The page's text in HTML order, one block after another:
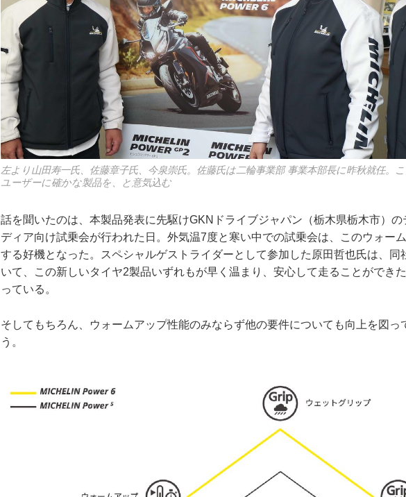
左より山田寿一氏、佐藤章子氏、今泉崇氏。佐藤氏は二輪事業部 事業本部長に昨秋就任。
ユーザーに確かな製品を、と意気込む
話を聞いたのは、本製品発表に先駆けGKNドライブジャパン（栃木県栃木市）
ディア向け試乗会が行われた日。外気温7度と寒い中での試乗会は、このウォー
する好機となった。スペシャルゲストライダーとして参加した原田哲也氏は、同
いて、この新しいタイヤ2製品いずれもが早く温まり、安心して走ることができ
っている。
そしてもちろん、ウォームアップ性能のみならず他の要件についても向上を図っ
う。